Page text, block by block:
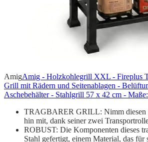
AmigAmig - Holzkohlegrill XXL - Fireplus
Grill mit Rädern und Seitenablagen -
Aschebehälter - Stahlgrill 57 x 42 cm -
TRAGBARER GRILL: Nimm diesen
hin mit, dank seiner zwei
ROBUST: Die Komponenten dieses
Stahl gefertigt, einem Material, das